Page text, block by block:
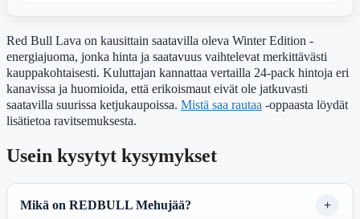
Red Bull Lava on kausittain saatavilla oleva Winter Edition -
energiajuoma, jonka hinta ja saatavuus vaihtelevat merkittävästi
kauppakohtaisesti. Kuluttajan kannattaa vertailla 24-pack hintoja eri
kanavissa ja huomioida, että erikoismaut eivät ole jatkuvasti
saatavilla suurissa ketjukaupoissa. Mistä saa rautaa -oppaasta löydät
lisätietoa ravitsemuksesta.
Usein kysytyt kysymykset
Mikä on REDBULL Mehujää?